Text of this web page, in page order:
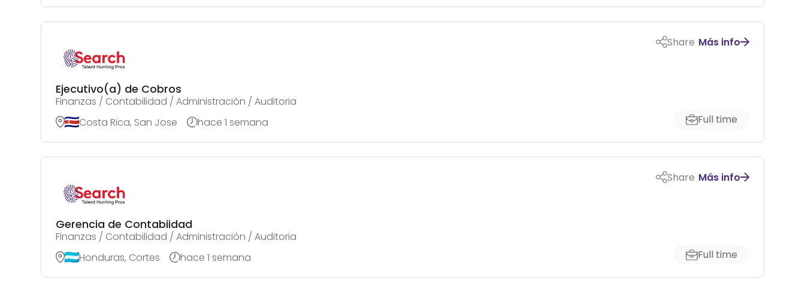
Ejecutivo(a) de Cobros
Finanzas / Contabilidad / Administración / Auditoria
Costa Rica, San Jose
hace 1 semana
Share Más info
Full time
Gerencia de Contabiidad
Finanzas / Contabilidad / Administración / Auditoria
Honduras, Cortes
hace 1 semana
Share Más info
Full time